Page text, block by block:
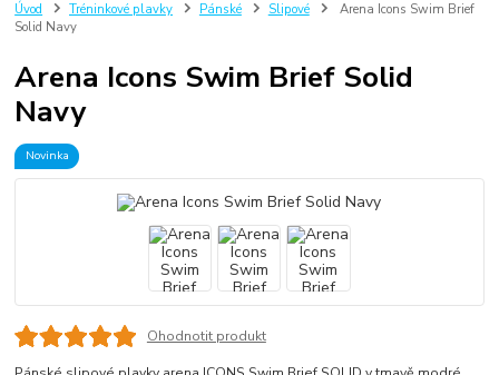
Úvod Tréninkové plavky Pánské Slipové
Arena Icons Swim Brief
Solid Navy
Arena Icons Swim Brief Solid
Navy
Novinka
Ohodnotit produkt